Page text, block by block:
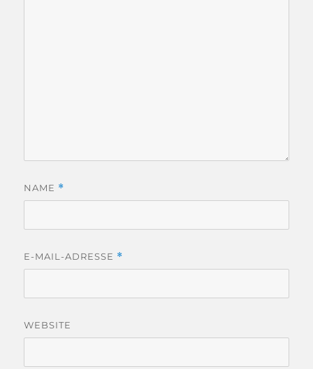
NAME *
E-MAIL-ADRESSE *
WEBSITE